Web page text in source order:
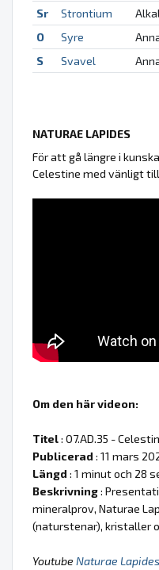
Sr Strontium
O
Syre
S
Svavel
NATURAE LAPIDES
För att gå längre i
Celestine med vänligt
Om den här videon:
Titel: 07.AD.35 -
Publicerad : 11 mars
Längd : 1 minut och 28
Beskrivning:
mineralprov, Naturae
(naturstenar), kristaller
Youtube Naturae Lapides